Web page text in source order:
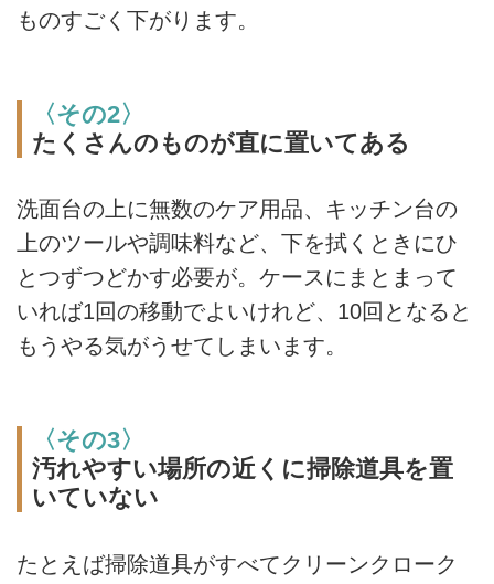
ものすごく下がります。
〈その2〉
たくさんのものが直に置いてある
洗面台の上に無数のケア用品、キッチン台の
上のツールや調味料など、下を拭くときにひ
とつずつどかす必要が。ケースにまとまって
いれば1回の移動でよいけれど、10回となると
もうやる気がうせてしまいます。
〈その3〉
汚れやすい場所の近くに掃除道具を置
いていない
たとえば掃除道具がすべてクリーンクローク